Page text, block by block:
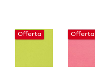
Offerta Offerta